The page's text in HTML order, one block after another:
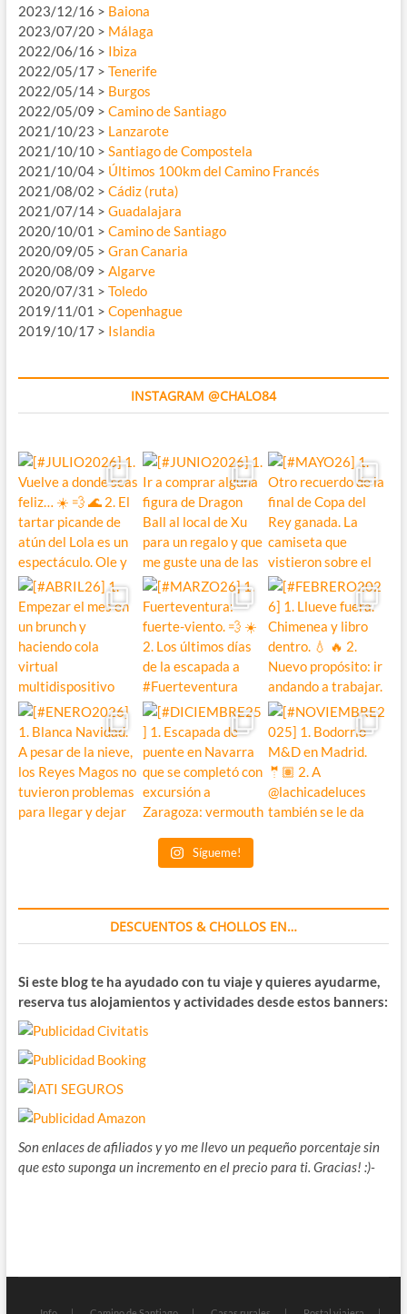
2023/12/16 > Baiona
2023/07/20 > Málaga
2022/06/16 > Ibiza
2022/05/17 > Tenerife
2022/05/14 > Burgos
2022/05/09 > Camino de Santiago
2021/10/23 > Lanzarote
2021/10/10 > Santiago de Compostela
2021/10/04 > Últimos 100km del Camino Francés
2021/08/02 > Cádiz (ruta)
2021/07/14 > Guadalajara
2020/10/01 > Camino de Santiago
2020/09/05 > Gran Canaria
2020/08/09 > Algarve
2020/07/31 > Toledo
2019/11/01 > Copenhague
2019/10/17 > Islandia
INSTAGRAM @CHALO84
Sígueme!
DESCUENTOS & CHOLLOS EN…
Si este blog te ha ayudado con tu viaje y quieres ayudarme,
reserva tus alojamientos y actividades desde estos banners:
Son enlaces de afiliados y yo me llevo un pequeño porcentaje sin
que esto suponga un incremento en el precio para ti. Gracias! :)-